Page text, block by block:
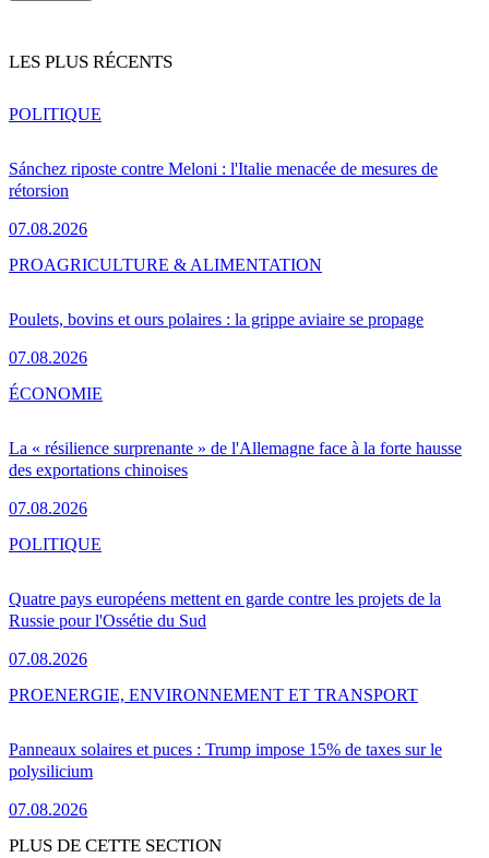
LES PLUS RÉCENTS
Sánchez riposte contre Meloni : l'Italie menacée de mesures de
rétorsion
07.08.2026
POLITIQUE
Poulets, bovins et ours polaires : la grippe aviaire se propage
07.08.2026
PROAGRICULTURE & ALIMENTATION
La « résilience surprenante » de l'Allemagne face à la forte hausse
des exportations chinoises
07.08.2026
ÉCONOMIE
Quatre pays européens mettent en garde contre les projets de la
Russie pour l'Ossétie du Sud
07.08.2026
POLITIQUE
Panneaux solaires et puces : Trump impose 15% de taxes sur le
polysilicium
07.08.2026
PROENERGIE, ENVIRONNEMENT ET TRANSPORT
PLUS DE CETTE SECTION